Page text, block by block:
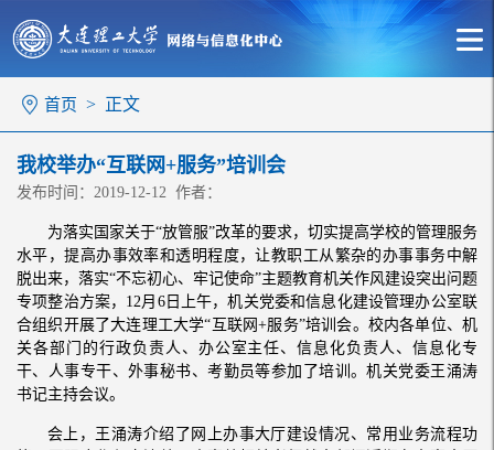
首页 > 正文
我校举办“互联网+服务”培训会
发布时间：2019-12-12 作者：
为落实国家关于“放管服”改革的要求，切实提高学校的管理服务
水平，提高办事效率和透明程度，让教职工从繁杂的办事事务中解
脱出来，落实“不忘初心、牢记使命”主题教育机关作风建设突出问题
专项整治方案，12月6日上午，机关党委和信息化建设管理办公室联
合组织开展了大连理工大学“互联网+服务”培训会。校内各单位、机
关各部门的行政负责人、办公室主任、信息化负责人、信息化专
干、人事专干、外事秘书、考勤员等参加了培训。机关党委王涌涛
书记主持会议。
会上，王涌涛介绍了网上办事大厅建设情况、常用业务流程功